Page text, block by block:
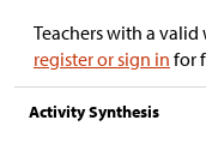
Teachers with a valid
register or sign in for
Activity Synthesis